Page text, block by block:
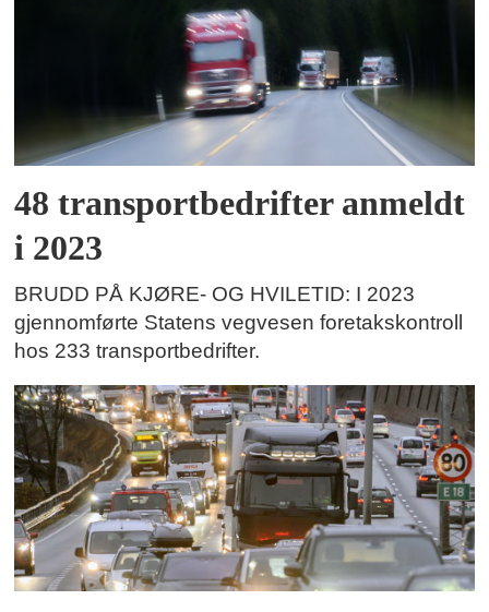
48 transportbedrifter anmeldt
i 2023
BRUDD PÅ KJØRE- OG HVILETID: I 2023
gjennomførte Statens vegvesen foretakskontroll
hos 233 transportbedrifter.